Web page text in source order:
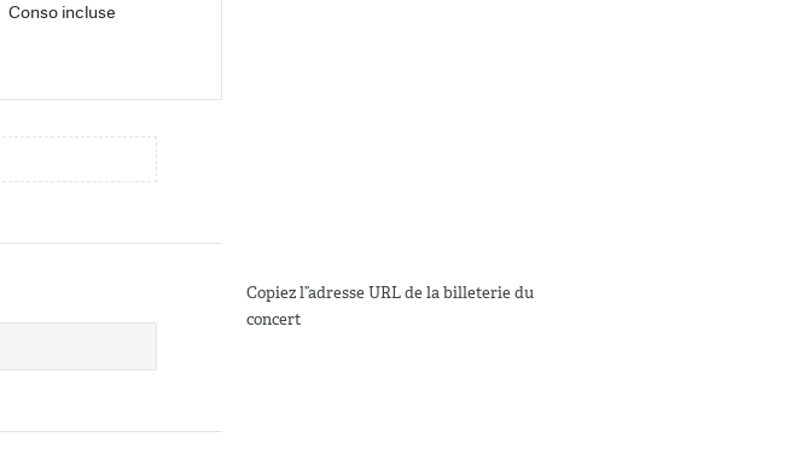
Conso incluse
Copiez l”adresse URL de la billeterie du
concert